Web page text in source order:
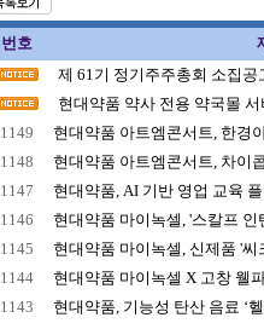
번호
제 61기 정기주주총회 소집공
현대약품 약사 전용 약국몰
1149
현대약품 아트엠콘서트, 한경
1148
현대약품 아트엠콘서트, 차이
1147
현대약품, AI 기반 영업 교육
1146
현대약품 마이녹셀, '스칼프 인
1145
현대약품 마이녹셀, 신제품 '씨
1144
현대약품 마이녹셀 X 고창 웰
1143
현대약품, 기능성 탄산 음료 ‘